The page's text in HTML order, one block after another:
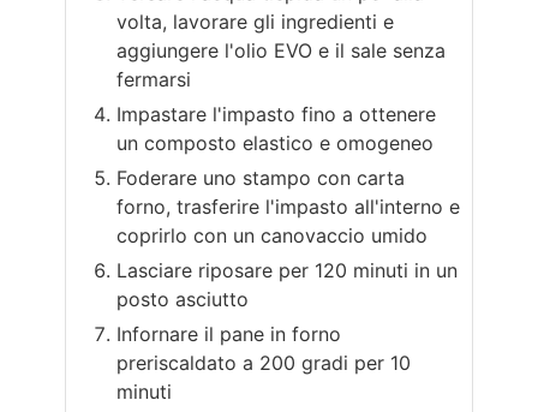
volta, lavorare gli ingredienti e
aggiungere l'olio EVO e il sale senza
fermarsi
Impastare l'impasto fino a ottenere
un composto elastico e omogeneo
Foderare uno stampo con carta
forno, trasferire l'impasto all'interno e
coprirlo con un canovaccio umido
Lasciare riposare per 120 minuti in un
posto asciutto
Infornare il pane in forno
preriscaldato a 200 gradi per 10
minuti